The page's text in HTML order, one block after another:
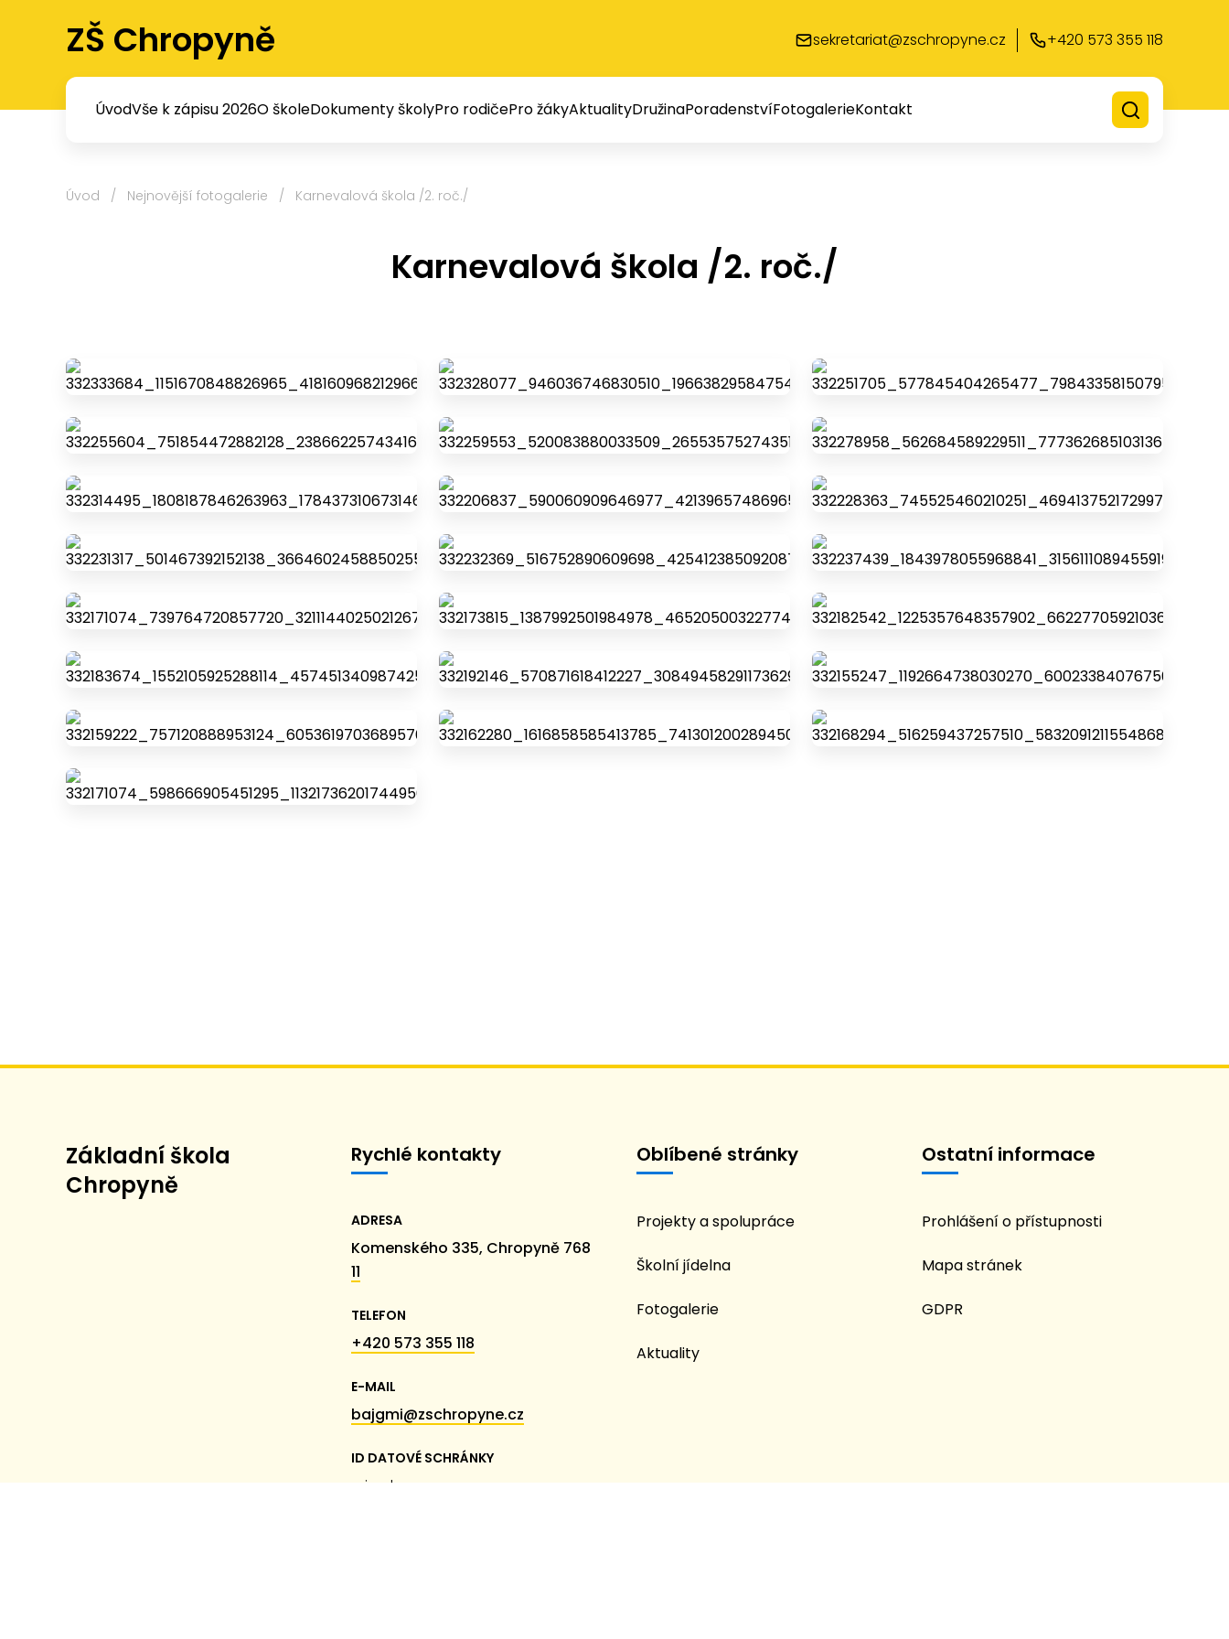
ZŠ Chropyně sekretariat@zschropyne.cz +420 573 355 118
ÚvodVše k zápisu 2026O školeDokumenty školyPro rodičePro žákyAktualityDružinaPoradenstvíFotogalerieKontakt
Úvod / Nejnovější fotogalerie / Karnevalová škola /2. roč./
Karnevalová škola /2. roč./
Základní škola
Chropyně
Rychlé kontakty
ADRESA
Komenského 335, Chropyně 768
11
TELEFON
+420 573 355 118
E-MAIL
bajgmi@zschropyne.cz
ID DATOVÉ SCHRÁNKY
miumkem
Oblíbené stránky
Projekty a spolupráce
Školní jídelna
Fotogalerie
Aktuality
Ostatní informace
Prohlášení o přístupnosti
Mapa stránek
GDPR